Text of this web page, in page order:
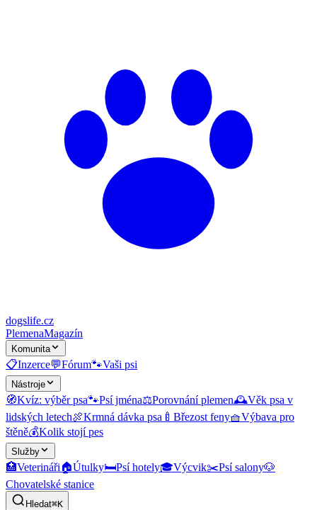
dogslife.cz
PlemenaMagazín
Komunita
📋Inzerce💬Fórum🐾Vaši psi
Nástroje
🧭Kvíz: výběr psa🐾Psí jména⚖️Porovnání plemen🕰️Věk psa v
lidských letech🍖Krmná dávka psa 🍼 Březost feny🧺Výbava pro
štěně💰Kolik stojí pes
Služby
🏥Veterináři🏠Útulky🛏️Psí hotely🎓Výcvik✂️Psí salony🐶
Chovatelské stanice
Hledat⌘K